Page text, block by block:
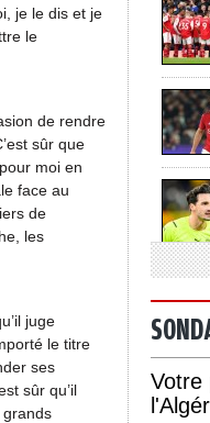
je le dis et je
le
de rendre
sûr que
moi en
face au
de
les
juge
le titre
ses
sûr qu’il
grands
Votre